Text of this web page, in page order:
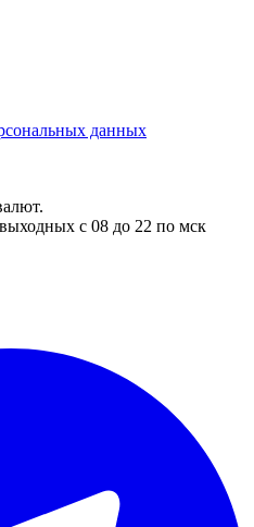
данных
с 08 до 22 по мск